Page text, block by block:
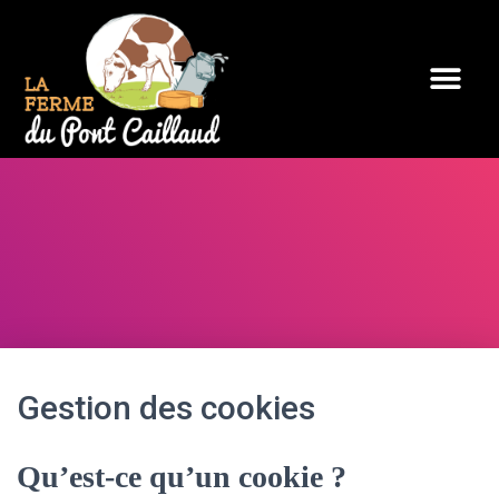
Gestion des cookies
Qu’est-ce qu’un cookie ?